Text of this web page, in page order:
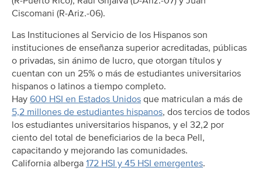
Ciscomani (R-Ariz.-06).
Las Instituciones al Servicio de los Hispanos son
instituciones de enseñanza superior acreditadas, públicas
o privadas, sin ánimo de lucro, que otorgan títulos y
cuentan con un 25% o más de estudiantes universitarios
hispanos o latinos a tiempo completo.
Hay 600 HSI en Estados Unidos que matriculan a más de
5,2 millones de estudiantes hispanos, dos tercios de todos
los estudiantes universitarios hispanos, y el 32,2 por
ciento del total de beneficiarios de la beca Pell,
capacitando y mejorando las comunidades.
California alberga 172 HSI y 45 HSI emergentes.